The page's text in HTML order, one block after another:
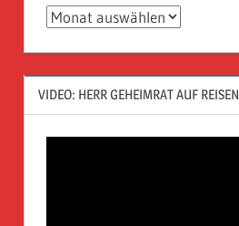
Archiv
VIDEO: HERR GEHEIMRAT AUF REISEN